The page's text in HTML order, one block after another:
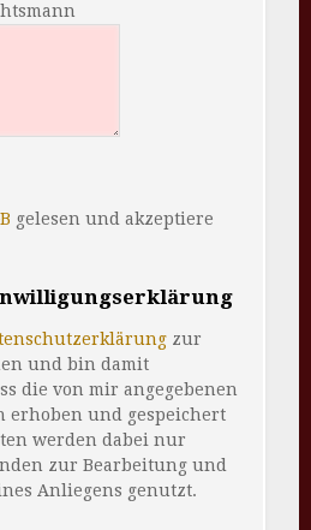
gelesen und akzeptiere
zur
und bin damit
die von mir angegebenen
erhoben und gespeichert
werden dabei nur
zur Bearbeitung und
Anliegens genutzt.